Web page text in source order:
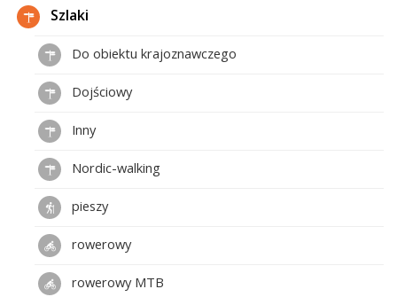
Szlaki
Do obiektu krajoznawczego
Dojściowy
Inny
Nordic-walking
pieszy
rowerowy
rowerowy MTB